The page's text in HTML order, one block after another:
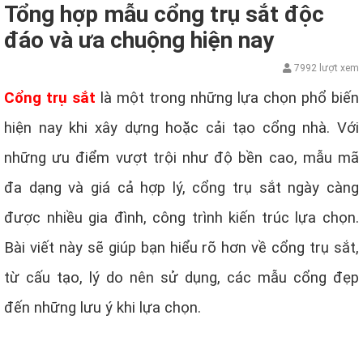
Tổng hợp mẫu cổng trụ sắt độc
đáo và ưa chuộng hiện nay
7992 lượt xem
Cổng trụ sắt là một trong những lựa chọn phổ biến
hiện nay khi xây dựng hoặc cải tạo cổng nhà. Với
những ưu điểm vượt trội như độ bền cao, mẫu mã
đa dạng và giá cả hợp lý, cổng trụ sắt ngày càng
được nhiều gia đình, công trình kiến trúc lựa chọn.
Bài viết này sẽ giúp bạn hiểu rõ hơn về cổng trụ sắt,
từ cấu tạo, lý do nên sử dụng, các mẫu cổng đẹp
đến những lưu ý khi lựa chọn.